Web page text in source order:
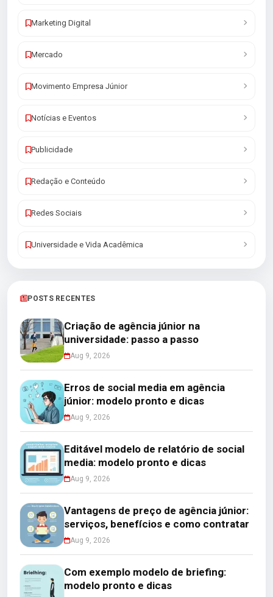
Marketing Digital
Mercado
Movimento Empresa Júnior
Notícias e Eventos
Publicidade
Redação e Conteúdo
Redes Sociais
Universidade e Vida Acadêmica
POSTS RECENTES
Criação de agência júnior na
universidade: passo a passo
Aug 9, 2026
Erros de social media em agência
júnior: modelo pronto e dicas
Aug 9, 2026
Editável modelo de relatório de social
media: modelo pronto e dicas
Aug 9, 2026
Vantagens de preço de agência júnior:
serviços, benefícios e como contratar
Aug 9, 2026
Com exemplo modelo de briefing:
modelo pronto e dicas